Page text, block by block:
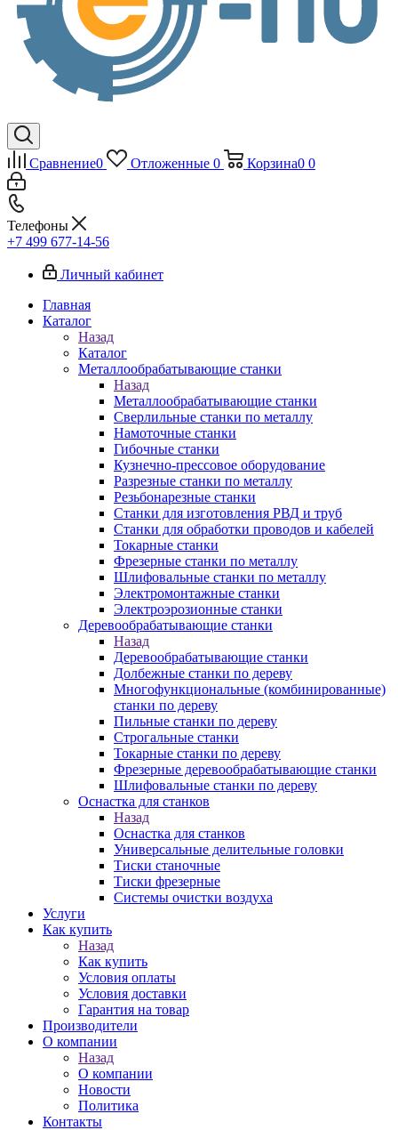
Сравнение0 Отложенные 0 Корзина0 0
Телефоны
+7 499 677-14-56
Личный кабинет
Главная
Каталог
Назад
Каталог
Металлообрабатывающие станки
Назад
Металлообрабатывающие станки
Сверлильные станки по металлу
Намоточные станки
Гибочные станки
Кузнечно-прессовое оборудование
Разрезные станки по металлу
Резьбонарезные станки
Станки для изготовления РВД и труб
Станки для обработки проводов и кабелей
Токарные станки
Фрезерные станки по металлу
Шлифовальные станки по металлу
Электромонтажные станки
Электроэрозионные станки
Деревообрабатывающие станки
Назад
Деревообрабатывающие станки
Долбежные станки по дереву
Многофункциональные (комбинированные)
станки по дереву
Пильные станки по дереву
Строгальные станки
Токарные станки по дереву
Фрезерные деревообрабатывающие станки
Шлифовальные станки по дереву
Оснастка для станков
Назад
Оснастка для станков
Универсальные делительные головки
Тиски станочные
Тиски фрезерные
Системы очистки воздуха
Услуги
Как купить
Назад
Как купить
Условия оплаты
Условия доставки
Гарантия на товар
Производители
О компании
Назад
О компании
Новости
Политика
Контакты